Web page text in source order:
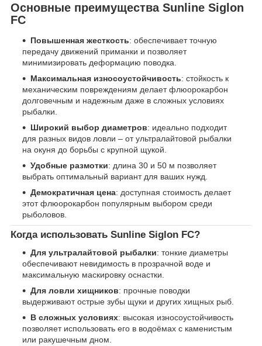
Основные преимущества Sunline Siglon
FC
Повышенная жесткость: обеспечивает точную
передачу движений приманки и позволяет
минимизировать деформацию поводка.
Максимальная износоустойчивость: стойкость к
механическим повреждениям делает флюорокарбон
долговечным и надежным даже в сложных условиях
рыбалки.
Широкий выбор диаметров: идеально подходит
для разных видов ловли – от ультралайтовой рыбалки
на окуня до борьбы с крупной щукой.
Удобные размотки: длина 30 и 50 м позволяет
выбрать оптимальный вариант для ваших нужд.
Демократичная цена: доступная стоимость делает
этот флюорокарбон популярным выбором среди
рыболовов.
Когда использовать Sunline Siglon FC?
Для ультралайтовой рыбалки: тонкие диаметры
обеспечивают невидимость в прозрачной воде и
максимальную маскировку оснастки.
Для ловли хищников: прочные поводки
выдерживают острые зубы щуки и других хищных рыб.
В сложных условиях: высокая износоустойчивость
позволяет использовать его в водоёмах с каменистым
или ракушечным дном.